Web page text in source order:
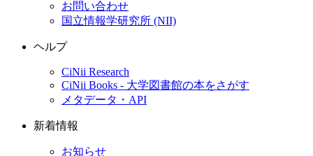
お問い合わせ
国立情報学研究所 (NII)
ヘルプ
CiNii Research
CiNii Books - 大学図書館の本をさがす
メタデータ・API
新着情報
お知らせ